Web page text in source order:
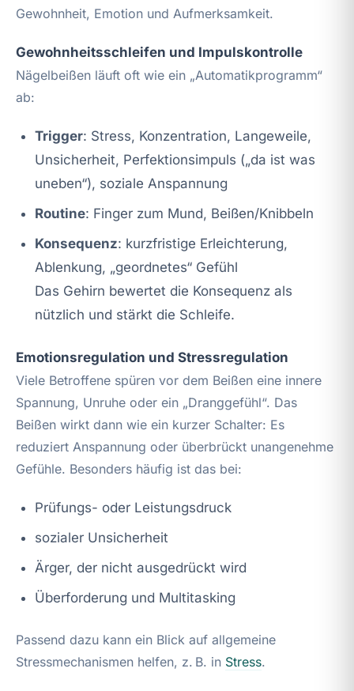
Gewohnheit, Emotion und Aufmerksamkeit.
Gewohnheitsschleifen und Impulskontrolle
Nägelbeißen läuft oft wie ein „Automatikprogramm“
ab:
Trigger: Stress, Konzentration, Langeweile,
Unsicherheit, Perfektionsimpuls („da ist was
uneben“), soziale Anspannung
Routine: Finger zum Mund, Beißen/Knibbeln
Konsequenz: kurzfristige Erleichterung,
Ablenkung, „geordnetes“ Gefühl
Das Gehirn bewertet die Konsequenz als
nützlich und stärkt die Schleife.
Emotionsregulation und Stressregulation
Viele Betroffene spüren vor dem Beißen eine innere
Spannung, Unruhe oder ein „Dranggefühl“. Das
Beißen wirkt dann wie ein kurzer Schalter: Es
reduziert Anspannung oder überbrückt unangenehme
Gefühle. Besonders häufig ist das bei:
Prüfungs- oder Leistungsdruck
sozialer Unsicherheit
Ärger, der nicht ausgedrückt wird
Überforderung und Multitasking
Passend dazu kann ein Blick auf allgemeine
Stressmechanismen helfen, z. B. in Stress.